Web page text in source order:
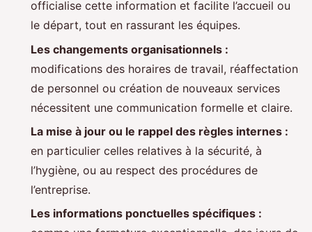
officialise cette information et facilite l’accueil ou
le départ, tout en rassurant les équipes.
Les changements organisationnels :
modifications des horaires de travail, réaffectation
de personnel ou création de nouveaux services
nécessitent une communication formelle et claire.
La mise à jour ou le rappel des règles internes :
en particulier celles relatives à la sécurité, à
l’hygiène, ou au respect des procédures de
l’entreprise.
Les informations ponctuelles spécifiques :